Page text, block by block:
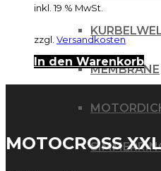
MEMBRANE
inkl. 19 % MwSt.
zzgl. Versandkosten
In den Warenkorb
MOTOCROSS XXL